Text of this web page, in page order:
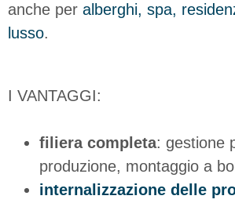
anche per alberghi, spa,
lusso.
I VANTAGGI:
filiera completa: gestione
produzione, montaggio a
internalizzazione delle